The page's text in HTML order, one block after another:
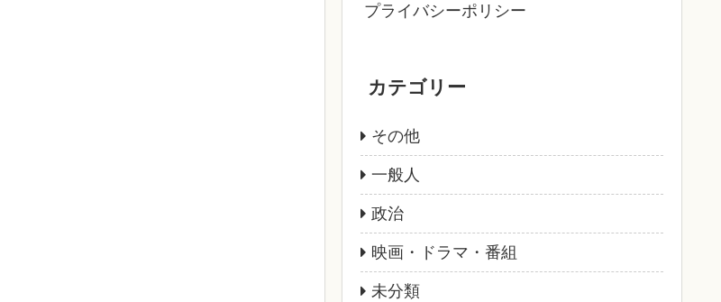
プライバシーポリシー
カテゴリー
その他
一般人
政治
映画・ドラマ・番組
未分類